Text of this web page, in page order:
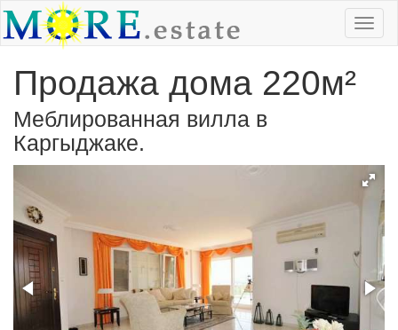
Продажа дома 220м²
Меблированная вилла в
Каргыджаке.